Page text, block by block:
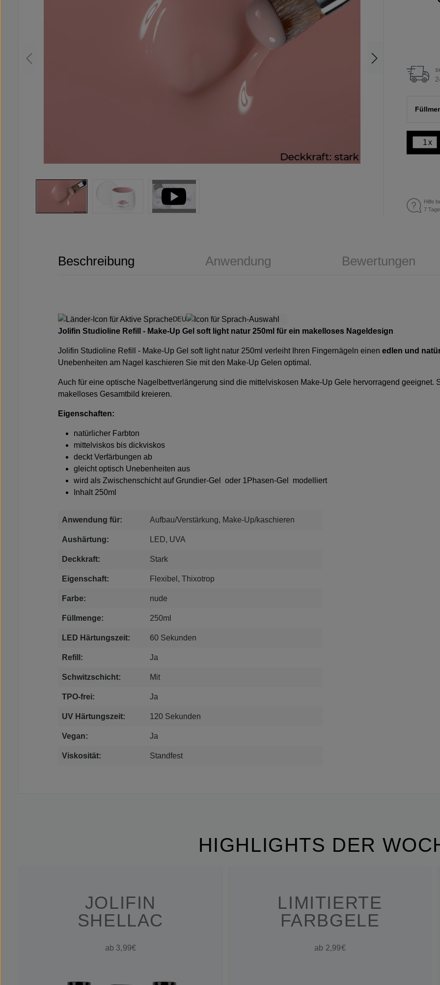
x
Hilfe
7
Beschreibung Anwendung Bewertungen
DEU
Jolifin Studioline Refill - Make-Up Gel soft light natur 250ml für ein makelloses Nageldesign
Jolifin Studioline Refill - Make-Up Gel soft light natur 250ml verleiht Ihren Fingernägeln einen edlen und
Unebenheiten am Nagel kaschieren Sie mit den Make-Up Gelen optimal.
Auch für eine optische Nagelbettverlängerung sind die mittelviskosen Make-Up Gele hervorragend geeignet.
makelloses Gesamtbild kreieren.
Eigenschaften:
natürlicher Farbton
mittelviskos bis dickviskos
deckt Verfärbungen ab
gleicht optisch Unebenheiten aus
wird als Zwischenschicht auf Grundier-Gel oder 1Phasen-Gel modelliert
Inhalt 250ml
Anwendung für: Aufbau/Verstärkung, Make-Up/kaschieren
Aushärtung: LED, UVA
Deckkraft: Stark
Eigenschaft: Flexibel, Thixotrop
Farbe: nude
Füllmenge: 250ml
LED Härtungszeit: 60 Sekunden
Refill: Ja
Schwitzschicht: Mit
TPO-frei: Ja
UV Härtungszeit: 120 Sekunden
Vegan: Ja
Viskosität: Standfest
HIGHLIGHTS DER
JOLIFIN
SHELLAC
ab 3,99€
LIMITIERTE
FARBGELE
ab 2,99€